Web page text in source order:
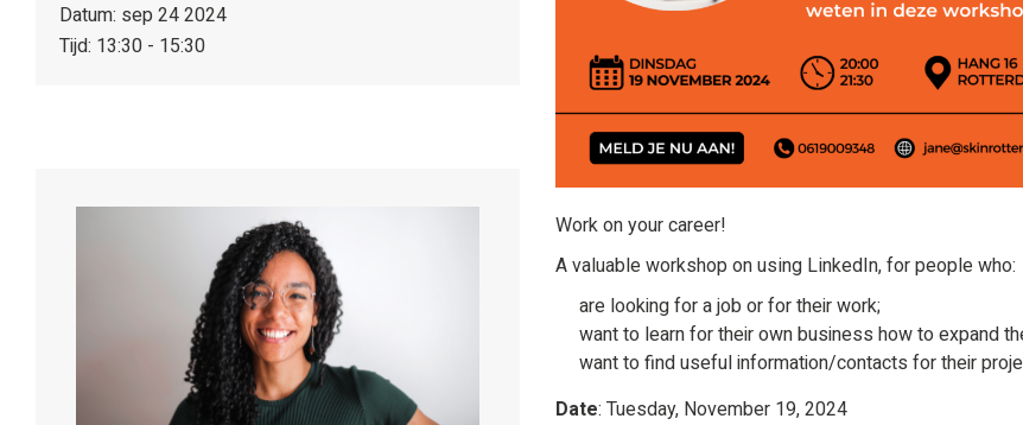
Datum: sep 24 2024
Tijd: 13:30 - 15:30
Work on your career!
A valuable workshop on using LinkedIn, for people who:
are looking for a job or for their work;
want to learn for their own business how to expand
want to find useful information/contacts for their
Date: Tuesday, November 19, 2024